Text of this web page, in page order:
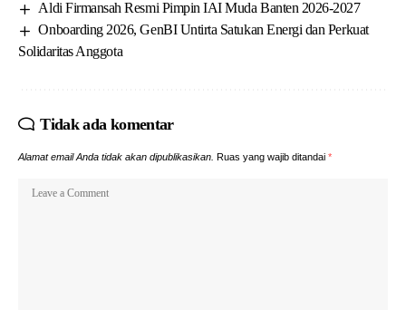
Aldi Firmansah Resmi Pimpin IAI Muda Banten 2026-2027
Onboarding 2026, GenBI Untirta Satukan Energi dan Perkuat
Solidaritas Anggota
Tidak ada komentar
Alamat email Anda tidak akan dipublikasikan. Ruas yang wajib ditandai *